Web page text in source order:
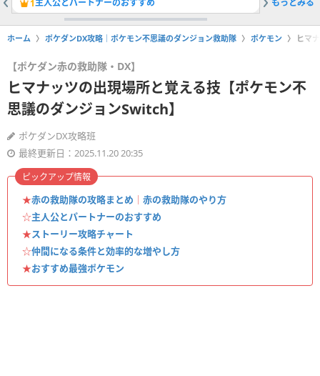
1主人公とパートナーのおすすめ 2赤の救
もっとみる
ホーム ポケダンDX攻略｜ポケモン不思議のダンジョン救助隊 ポケモン ヒマ
【ポケダン赤の救助隊・DX】
ヒマナッツの出現場所と覚える技【ポケモン不
思議のダンジョンSwitch】
ポケダンDX攻略班
最終更新日：2025.11.20 20:35
★赤の救助隊の攻略まとめ ｜ 赤の救助隊のやり方
☆主人公とパートナーのおすすめ
★ストーリー攻略チャート
☆仲間になる条件と効率的な増やし方
★おすすめ最強ポケモン
ピックアップ情報